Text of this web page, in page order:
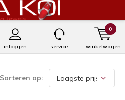
inloggen service winkelwagen
0
Sorteren op: